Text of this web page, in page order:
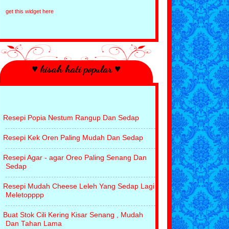
Rupanya
Terbaik
Kasut Pertama Warna Mustard
Pengalaman Sambutan Maulidur Rasul
Di Tadika
►
2011 (152)
get this widget here
♥ kisah hati popular ♥
Resepi Popia Nestum Rangup Dan Sedap
Resepi Kek Oren Paling Mudah Dan Sedap
Resepi Agar - agar Oreo Paling Senang Dan
Sedap
Resepi Mudah Cheese Leleh Yang Sedap Lagi
Meletopppp
Buat Stok Cili Kering Kisar Senang , Mudah
Dan Tahan Lama